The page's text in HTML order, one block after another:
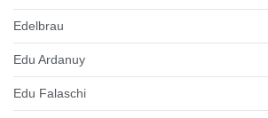
Edelbrau
Edu Ardanuy
Edu Falaschi